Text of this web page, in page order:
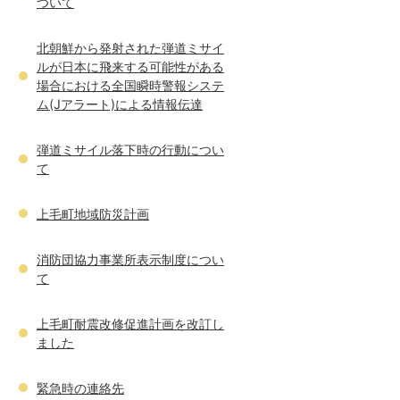
北朝鮮から発射された弾道ミサイ
ルが日本に飛来する可能性がある
場合における全国瞬時警報システ
ム(Jアラート)による情報伝達
弾道ミサイル落下時の行動につい
て
上毛町地域防災計画
消防団協力事業所表示制度につい
て
上毛町耐震改修促進計画を改訂し
ました
緊急時の連絡先